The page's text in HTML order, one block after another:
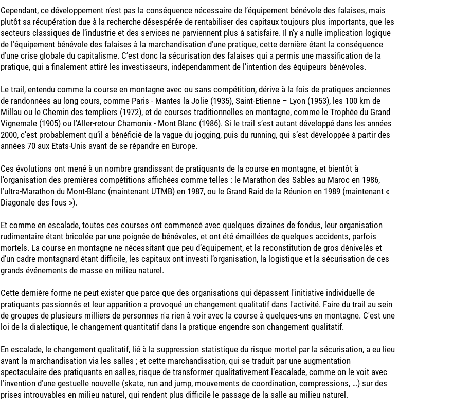
Cependant, ce développement n’est pas la conséquence nécessaire de l’équipement bénévole des falaises, mais
plutôt sa récupération due à la recherche désespérée de rentabiliser des capitaux toujours plus importants, que les
secteurs classiques de l’industrie et des services ne parviennent plus à satisfaire. Il n’y a nulle implication logique
de l’équipement bénévole des falaises à la marchandisation d’une pratique, cette dernière étant la conséquence
d’une crise globale du capitalisme. C’est donc la sécurisation des falaises qui a permis une massification de la
pratique, qui a finalement attiré les investisseurs, indépendamment de l’intention des équipeurs bénévoles.
Le trail, entendu comme la course en montagne avec ou sans compétition, dérive à la fois de pratiques anciennes
de randonnées au long cours, comme Paris - Mantes la Jolie (1935), Saint-Etienne – Lyon (1953), les 100 km de
Millau ou le Chemin des templiers (1972), et de courses traditionnelles en montagne, comme le Trophée du Grand
Vignemale (1905) ou l’Aller-retour Chamonix - Mont Blanc (1986). Si le trail s’est autant développé dans les années
2000, c’est probablement qu’il a bénéficié de la vague du jogging, puis du running, qui s’est développée à partir des
années 70 aux Etats-Unis avant de se répandre en Europe.
Ces évolutions ont mené à un nombre grandissant de pratiquants de la course en montagne, et bientôt à
l’organisation des premières compétitions affichées comme telles : le Marathon des Sables au Maroc en 1986,
l’ultra-Marathon du Mont-Blanc (maintenant UTMB) en 1987, ou le Grand Raid de la Réunion en 1989 (maintenant «
Diagonale des fous »).
Et comme en escalade, toutes ces courses ont commencé avec quelques dizaines de fondus, leur organisation
rudimentaire étant bricolée par une poignée de bénévoles, et ont été émaillées de quelques accidents, parfois
mortels. La course en montagne ne nécessitant que peu d’équipement, et la reconstitution de gros dénivelés et
d’un cadre montagnard étant difficile, les capitaux ont investi l’organisation, la logistique et la sécurisation de ces
grands événements de masse en milieu naturel.
Cette dernière forme ne peut exister que parce que des organisations qui dépassent l'initiative individuelle de
pratiquants passionnés et leur apparition a provoqué un changement qualitatif dans l'activité. Faire du trail au sein
de groupes de plusieurs milliers de personnes n'a rien à voir avec la course à quelques-uns en montagne. C'est une
loi de la dialectique, le changement quantitatif dans la pratique engendre son changement qualitatif.
En escalade, le changement qualitatif, lié à la suppression statistique du risque mortel par la sécurisation, a eu lieu
avant la marchandisation via les salles ; et cette marchandisation, qui se traduit par une augmentation
spectaculaire des pratiquants en salles, risque de transformer qualitativement l’escalade, comme on le voit avec
l’invention d’une gestuelle nouvelle (skate, run and jump, mouvements de coordination, compressions, …) sur des
prises introuvables en milieu naturel, qui rendent plus difficile le passage de la salle au milieu naturel.